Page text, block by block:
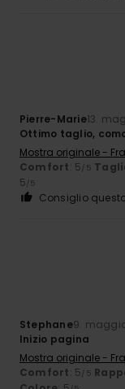
Pierre-Marie13.
Ottimo taglio,
Mostra originale -
Comfort: 5 /5
5 /5
Consiglio
Stephane9.
Inizio pagina
Mostra originale -
Comfort: 5 /5